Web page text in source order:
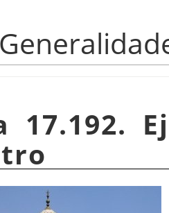
17.192.